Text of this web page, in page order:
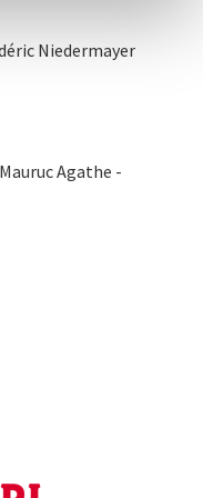
Niedermayer
Agathe -